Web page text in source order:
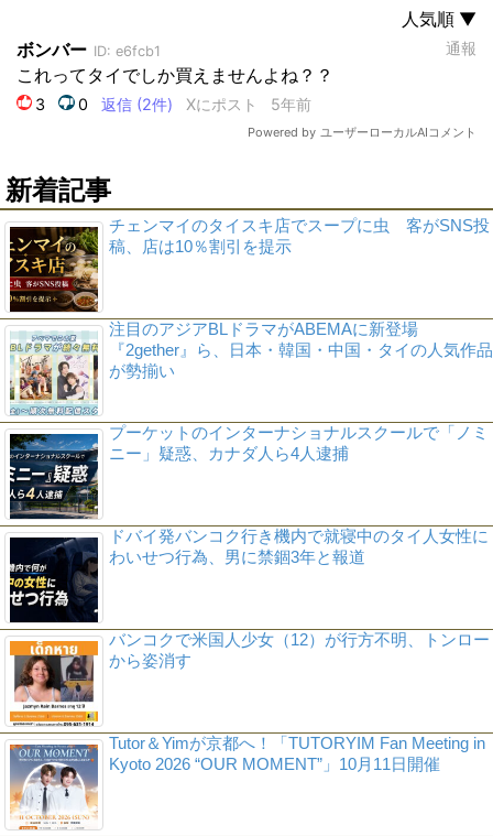
新着記事
チェンマイのタイスキ店でスープに虫 客がSNS投
稿、店は10％割引を提示
注目のアジアBLドラマがABEMAに新登場
『2gether』ら、日本・韓国・中国・タイの人気作品
が勢揃い
プーケットのインターナショナルスクールで「ノミ
ニー」疑惑、カナダ人ら4人逮捕
ドバイ発バンコク行き機内で就寝中のタイ人女性に
わいせつ行為、男に禁錮3年と報道
バンコクで米国人少女（12）が行方不明、トンロー
から姿消す
Tutor＆Yimが京都へ！「TUTORYIM Fan Meeting in
Kyoto 2026 “OUR MOMENT”」10月11日開催